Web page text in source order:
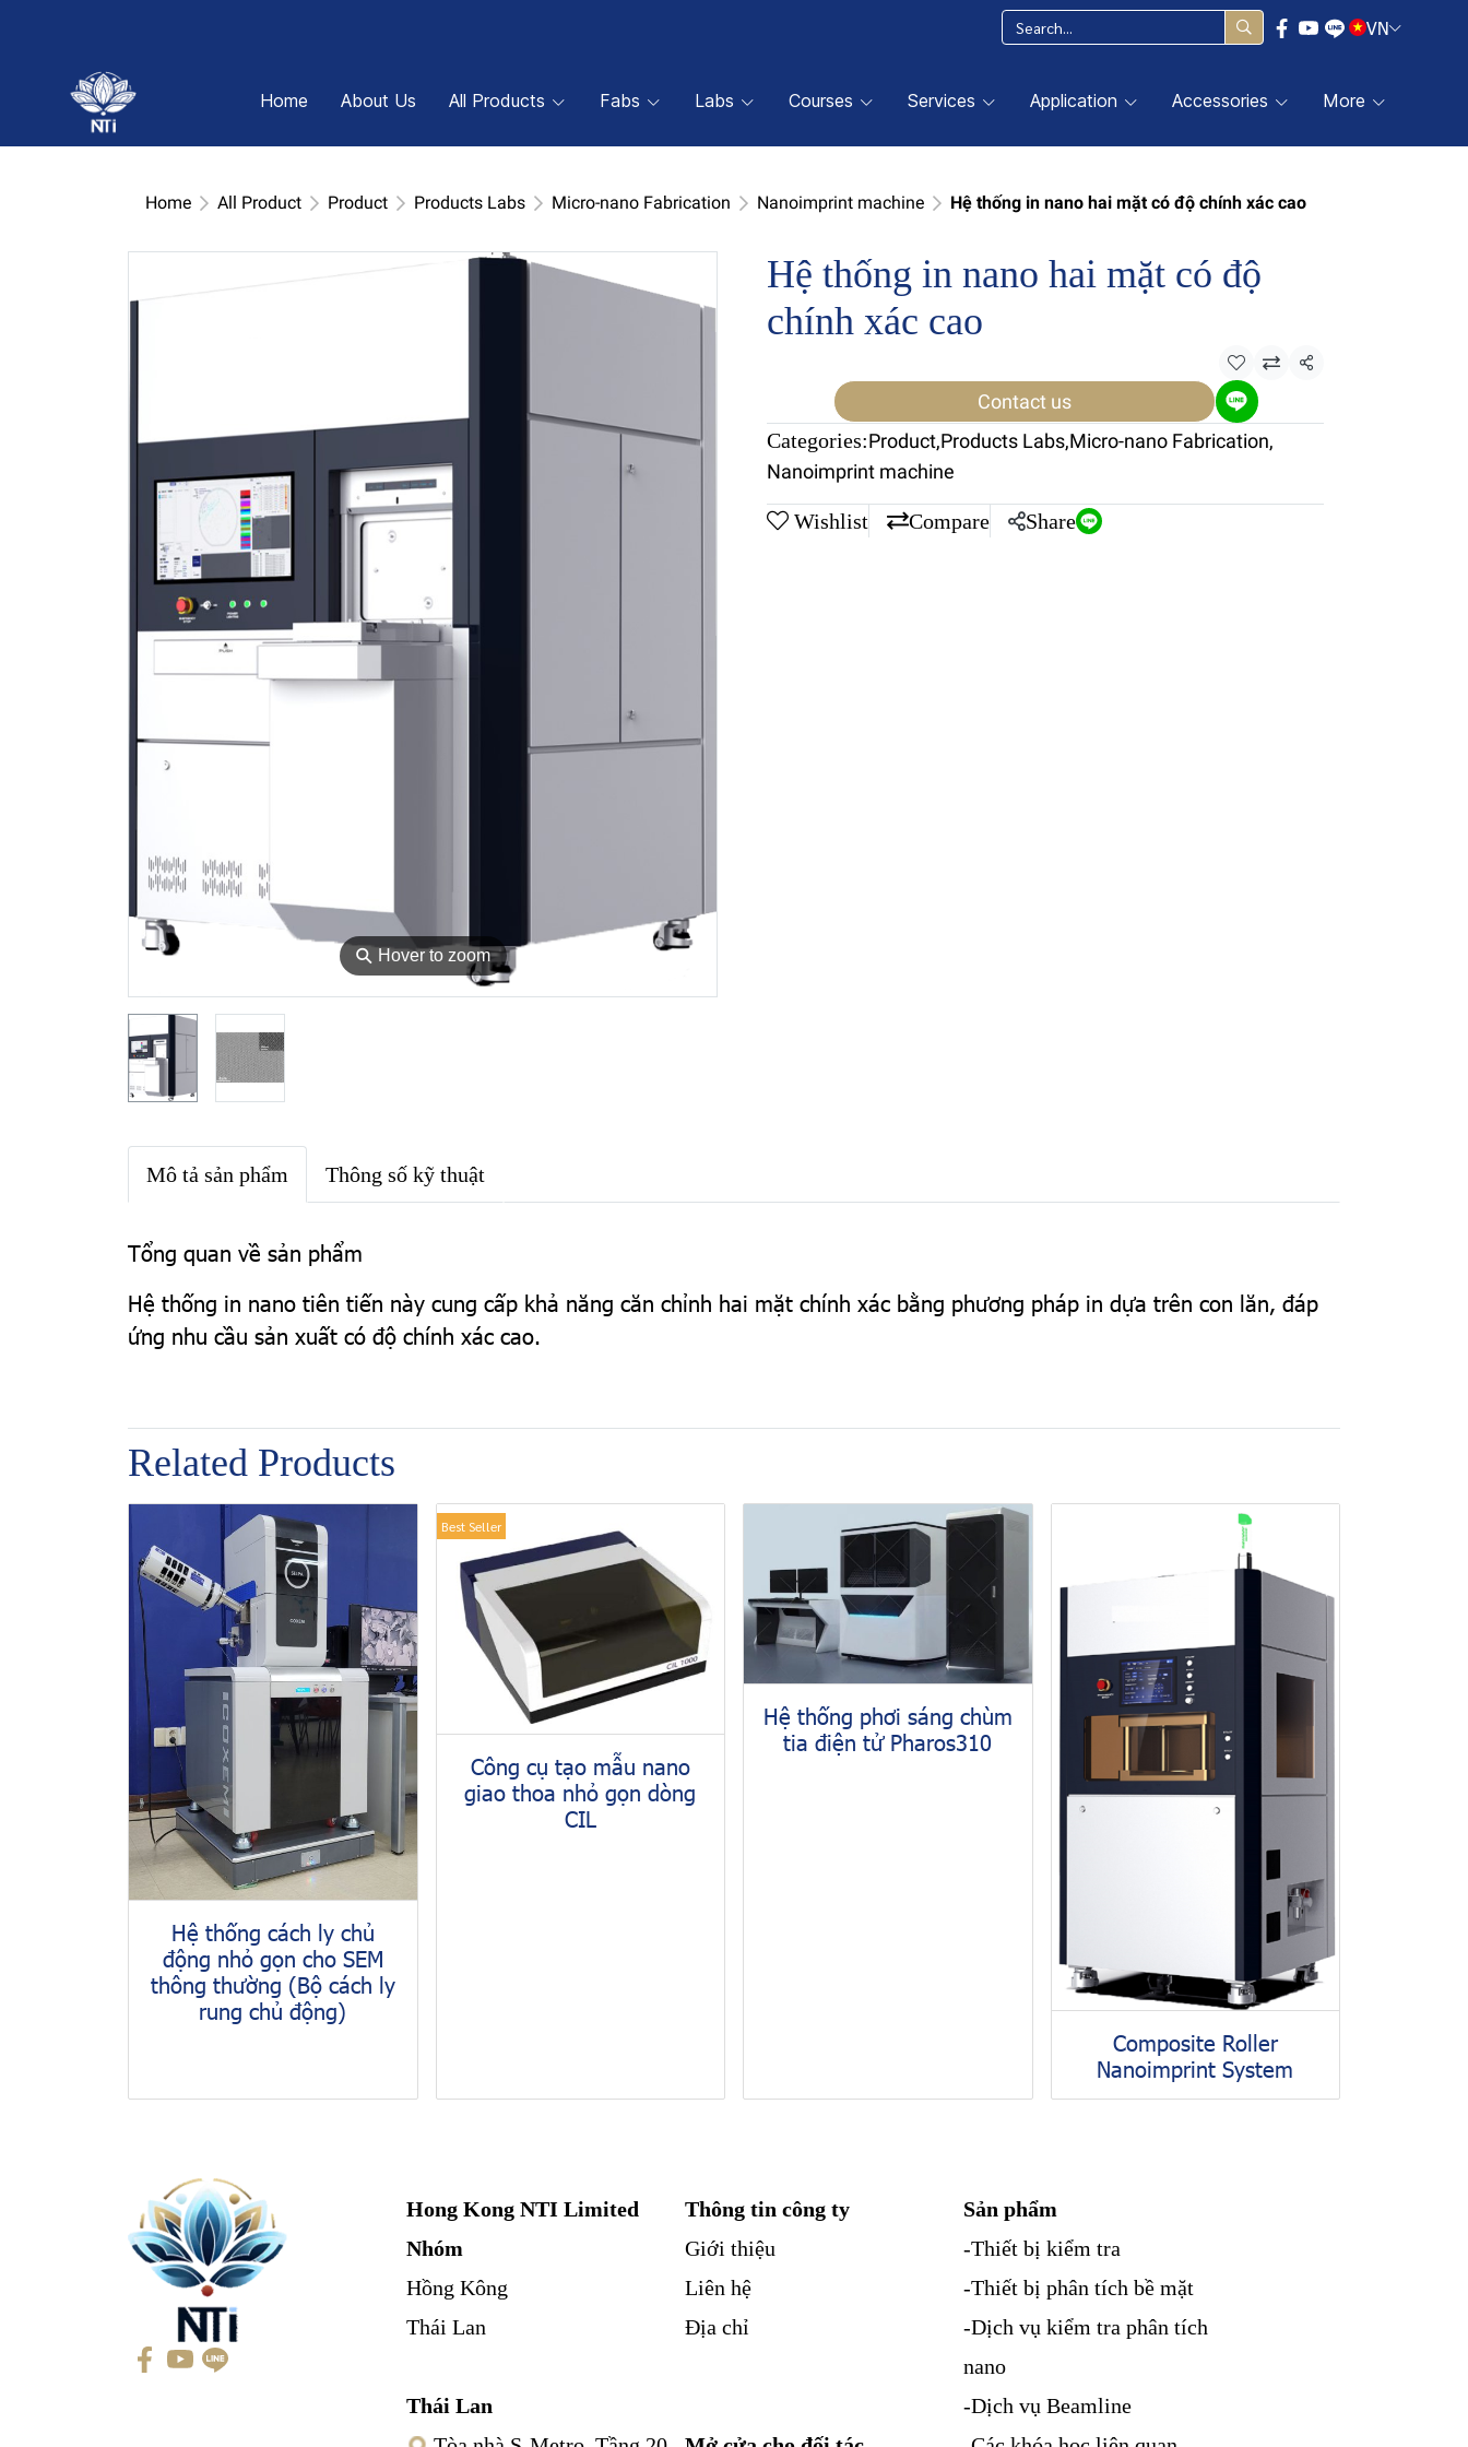
VN
Home About Us All Products Fabs Labs Courses Services Application Accessories More
Home All Product Product Products Labs Micro-nano Fabrication Nanoimprint machine Hệ thống in nano hai mặt có độ chính xác cao
⚲Hover to zoom
Hệ thống in nano hai mặt có độ
chính xác cao
Share
Contact us
Categories:Product,Products Labs,Micro-nano Fabrication,
Nanoimprint machine
Wishlist Compare Share
Mô tả sản phẩm Thông số kỹ thuật
Tổng quan về sản phẩm
Hệ thống in nano tiên tiến này cung cấp khả năng căn chỉnh hai mặt chính xác bằng phương pháp in dựa trên con lăn, đáp
ứng nhu cầu sản xuất có độ chính xác cao.
Related Products
Hệ thống cách ly chủ
động nhỏ gọn cho SEM
thông thường (Bộ cách ly
rung chủ động)
Best Seller
Công cụ tạo mẫu nano
giao thoa nhỏ gọn dòng
CIL
Hệ thống phơi sáng chùm
tia điện tử Pharos310
Composite Roller
Nanoimprint System
Hong Kong NTI Limited
Nhóm
Hồng Kông
Thái Lan
Thái Lan
Thông tin công ty
Giới thiệu
Liên hệ
Địa chỉ
Sản phẩm
-Thiết bị kiểm tra
-Thiết bị phân tích bề mặt
-Dịch vụ kiểm tra phân tích
nano
-Dịch vụ Beamline